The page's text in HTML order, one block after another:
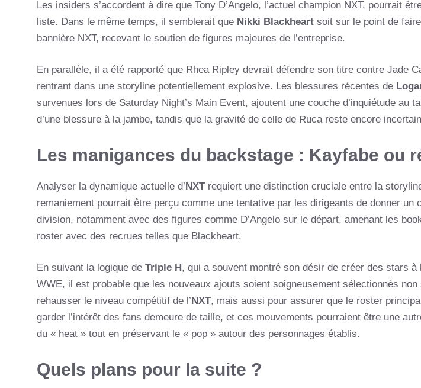
Les insiders s’accordent à dire que Tony D’Angelo, l’actuel champion NXT, pourrait
liste. Dans le même temps, il semblerait que Nikki Blackheart soit sur le point de
bannière NXT, recevant le soutien de figures majeures de l’entreprise.
En parallèle, il a été rapporté que Rhea Ripley devrait défendre son titre contre Jade
rentrant dans une storyline potentiellement explosive. Les blessures récentes de
survenues lors de Saturday Night’s Main Event, ajoutent une couche d’inquiétude au
d’une blessure à la jambe, tandis que la gravité de celle de Ruca reste encore
Les manigances du backstage : Kayfabe ou
Analyser la dynamique actuelle d’NXTrequiert une distinction cruciale entre la
remaniement pourrait être perçu comme une tentative par les dirigeants de donner un
division, notamment avec des figures comme D’Angelo sur le départ, amenant les
roster avec des recrues telles que Blackheart.
En suivant la logique de Triple H, qui a souvent montré son désir de créer des stars à
WWE, il est probable que les nouveaux ajouts soient soigneusement sélectionnés non
rehausser le niveau compétitif de l’NXT, mais aussi pour assurer que le roster
garder l’intérêt des fans demeure de taille, et ces mouvements pourraient être une
du « heat » tout en préservant le « pop » autour des personnages établis.
Quels plans pour la suite ?